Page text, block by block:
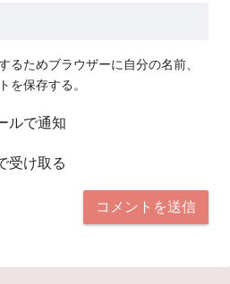
るためブラウザーに自分の名前、
を保存する。
ルで通知
受け取る